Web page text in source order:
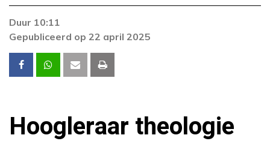
Er is een licentie-fout opgetreden. Als het
contact op met onze klantenservice.
Duur 10:11
Gepubliceerd op 22 april 2025
Hoogleraar theologie